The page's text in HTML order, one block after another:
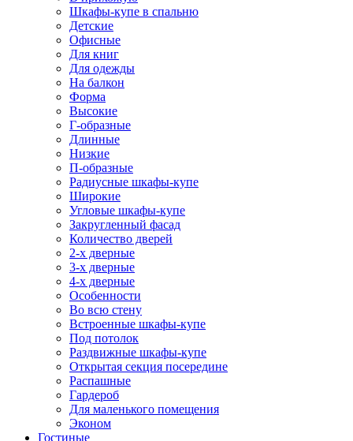
Шкафы-купе в спальню
Детские
Офисные
Для книг
Для одежды
На балкон
Форма
Высокие
Г-образные
Длинные
Низкие
П-образные
Радиусные шкафы-купе
Широкие
Угловые шкафы-купе
Закругленный фасад
Количество дверей
2-х дверные
3-х дверные
4-х дверные
Особенности
Во всю стену
Встроенные шкафы-купе
Под потолок
Раздвижные шкафы-купе
Открытая секция посередине
Распашные
Гардероб
Для маленького помещения
Эконом
Гостиные